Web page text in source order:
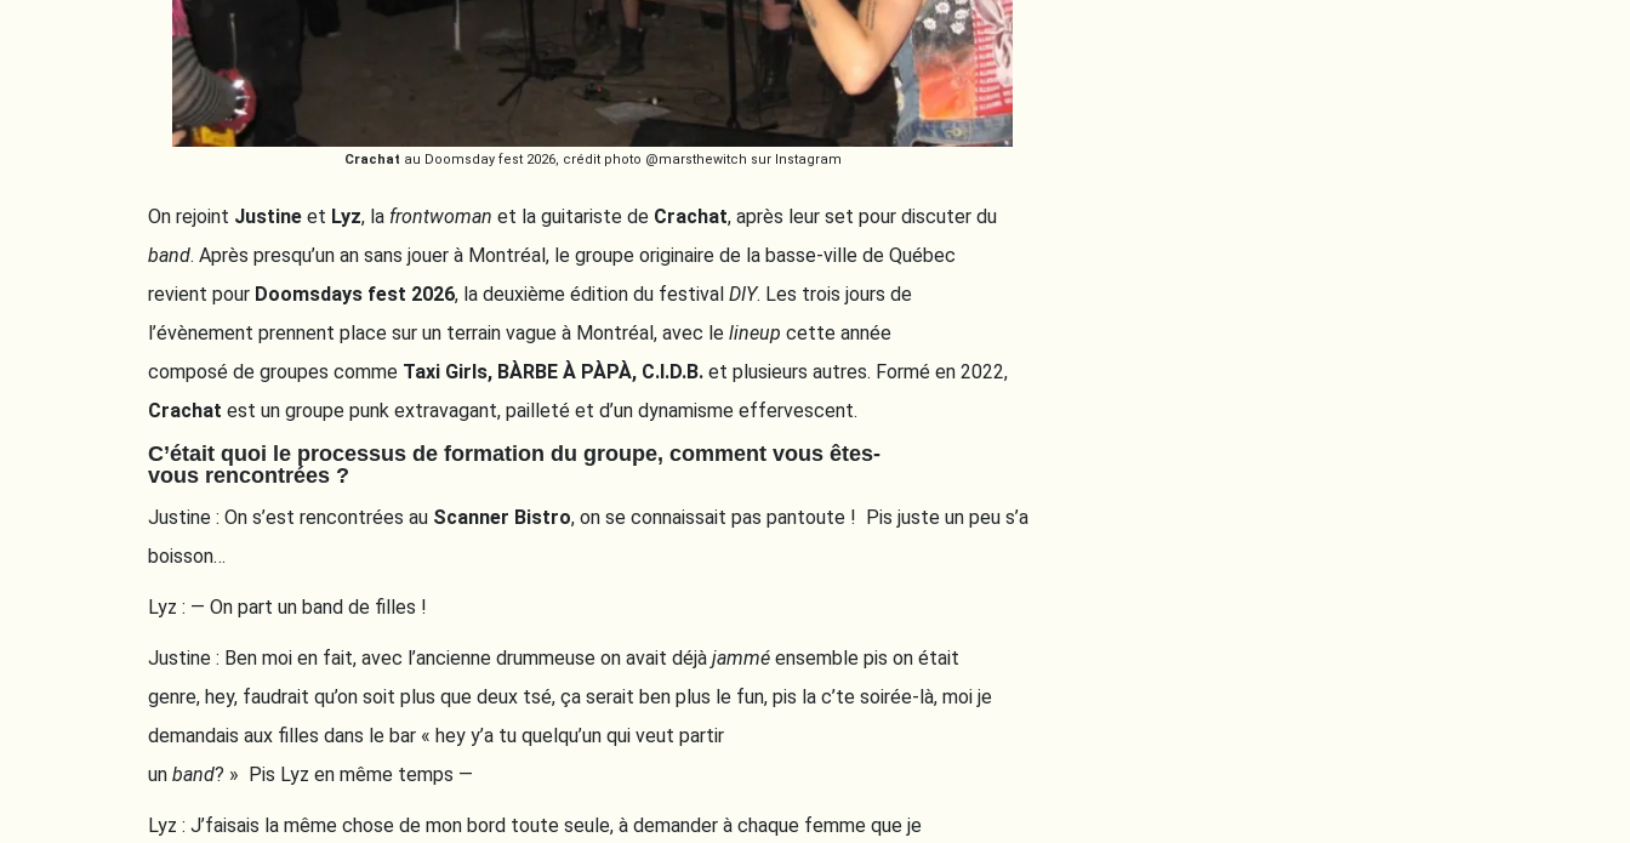
Crachat au Doomsday fest 2026, crédit photo @marsthewitch sur Instagram
On rejoint Justine et Lyz, la frontwoman et la guitariste de Crachat, après leur set pour discuter du
band. Après presqu’un an sans jouer à Montréal, le groupe originaire de la basse-ville de Québec
revient pour Doomsdays fest 2026, la deuxième édition du festival DIY. Les trois jours de
l’évènement prennent place sur un terrain vague à Montréal, avec le lineup cette année
composé de groupes comme Taxi Girls, BÀRBE À PÀPÀ, C.I.D.B. et plusieurs autres. Formé en 2022,
Crachat est un groupe punk extravagant, pailleté et d’un dynamisme effervescent.
C’était quoi le processus de formation du groupe, comment vous êtes-
vous rencontrées ?
Justine : On s’est rencontrées au Scanner Bistro, on se connaissait pas pantoute ! Pis juste un peu s’a
boisson…
Lyz : — On part un band de filles !
Justine : Ben moi en fait, avec l’ancienne drummeuse on avait déjà jammé ensemble pis on était
genre, hey, faudrait qu’on soit plus que deux tsé, ça serait ben plus le fun, pis la c’te soirée-là, moi je
demandais aux filles dans le bar « hey y’a tu quelqu’un qui veut partir
un band? » Pis Lyz en même temps —
Lyz : J’faisais la même chose de mon bord toute seule, à demander à chaque femme que je